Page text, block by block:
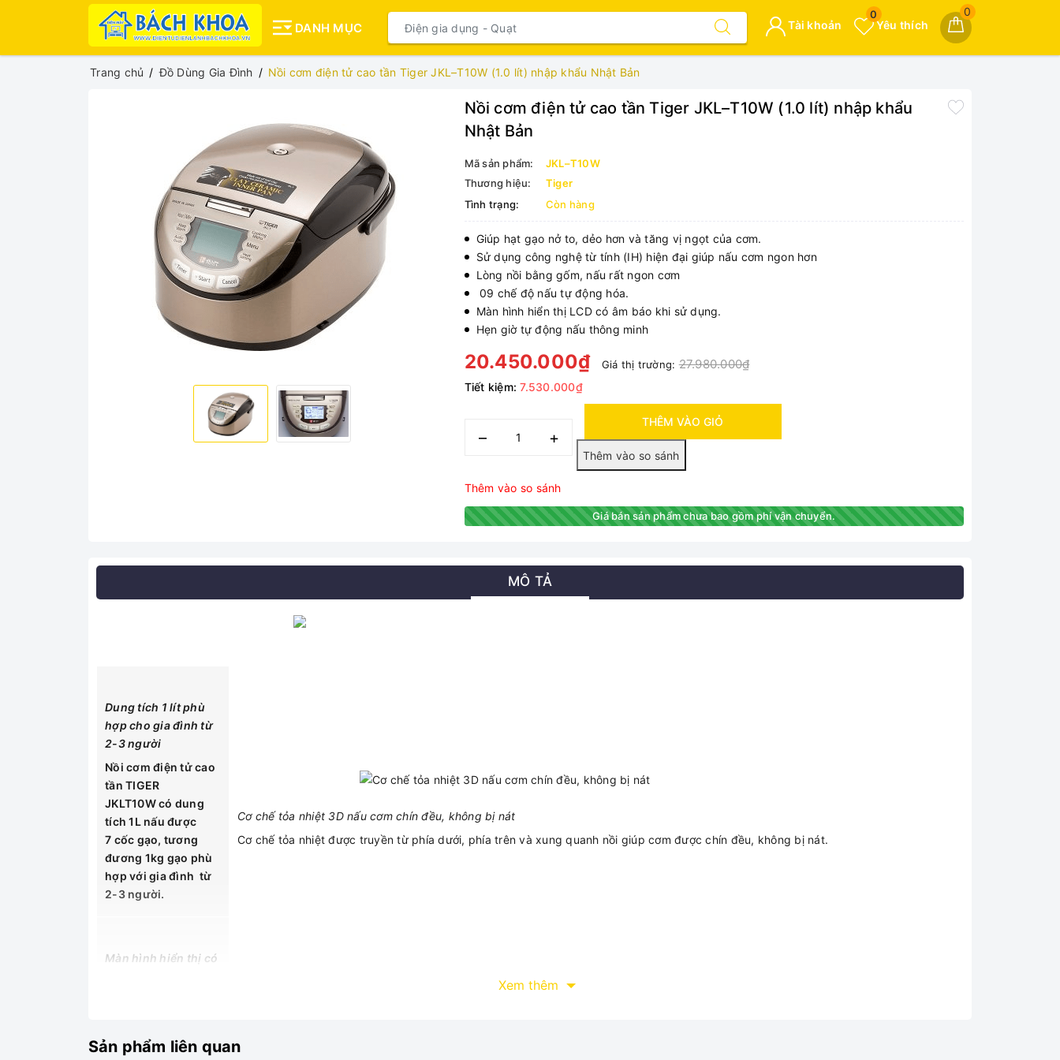
DANH MỤC
0
Yêu thích
0
Tài khoản
Trang chủ Đồ Dùng Gia Đình Nồi cơm điện tử cao tần Tiger JKL–T10W (1.0 lít) nhập khẩu Nhật Bản
Nồi cơm điện tử cao tần Tiger JKL–T10W (1.0 lít) nhập khẩu
Nhật Bản
Mã sản phẩm:
JKL–T10W
Thương hiệu:
Tiger
Tình trạng:
Còn hàng
Giúp hạt gạo nở to, dẻo hơn và tăng vị ngọt của cơm.
Sử dụng công nghệ từ tính (IH) hiện đại giúp nấu cơm ngon hơn
Lòng nồi bằng gốm, nấu rất ngon cơm
09 chế độ nấu tự động hóa.
Màn hình hiển thị LCD có âm báo khi sử dụng.
Hẹn giờ tự động nấu thông minh
20.450.000₫ Giá thị trường:27.980.000₫
Tiết kiệm:7.530.000₫
– +
THÊM VÀO GIỎ
Thêm vào so sánh
Giá bán sản phẩm chưa bao gồm phí vận chuyển.
MÔ TẢ
Dung tích 1 lít phù
hợp cho gia đình từ
2-3 người
Nồi cơm điện tử cao
tần TIGER
JKLT10W có dung
tích 1L nấu được
7 cốc gạo, tương
đương 1kg gạo phù
hợp với gia đình từ
2-3 người.
Cơ chế tỏa nhiệt 3D nấu cơm chín đều, không bị nát
Cơ chế tỏa nhiệt được truyền từ phía dưới, phía trên và xung quanh nồi giúp cơm được chín đều, không bị nát.
Màn hình hiển thị có
tần TIGER JKL –
T10W Dù có
cơm, có thể tháo rời để chùi rửa rất dễ dàng.
Xem thêm
Sản phẩm liên quan